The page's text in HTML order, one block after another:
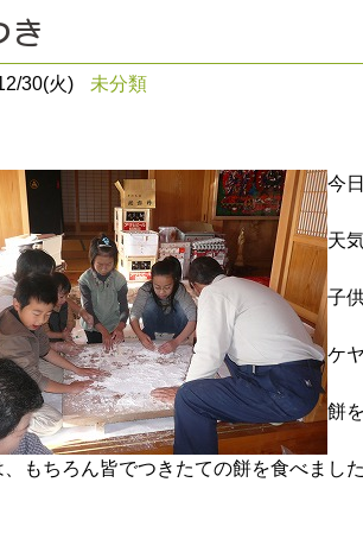
き
30(火) 未分類
今
天
子
ケ
餅
、もちろん皆でつきたての餅を食べました